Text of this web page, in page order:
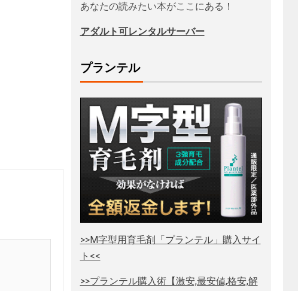
あなたの読みたい本がここにある！
アダルト可レンタルサーバー
プランテル
>>M字型用育毛剤「プランテル」購入サイ
ト<<
>>プランテル購入術【激安,最安値,格安,解